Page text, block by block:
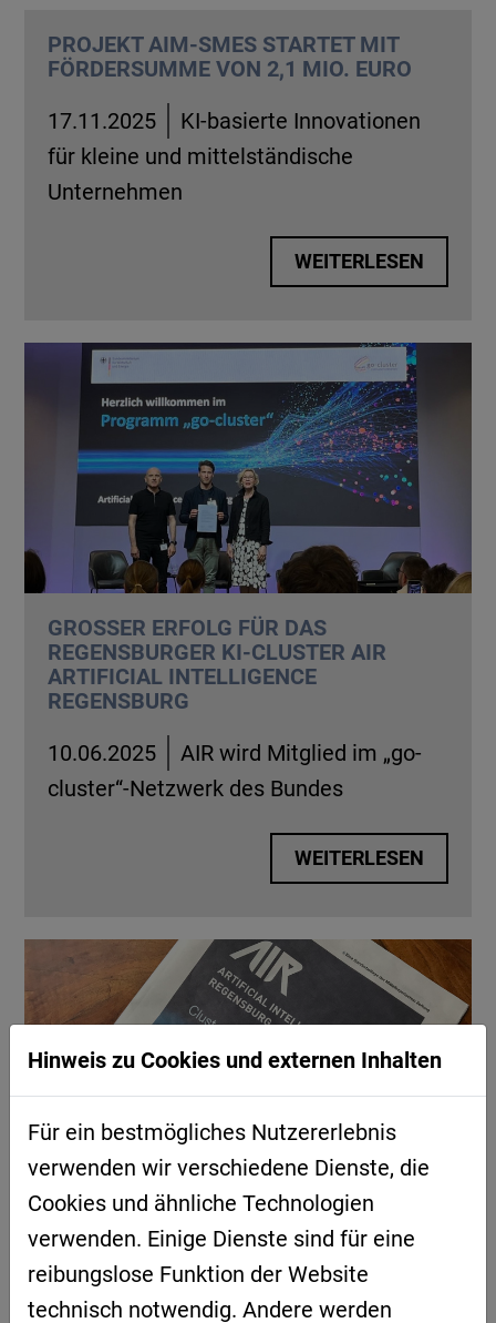
PROJEKT AIM-SMES STARTET MIT
FÖRDERSUMME VON 2,1 MIO. EURO
17.11.2025
KI-basierte Innovationen
für kleine und mittelständische
Unternehmen
WEITERLESEN
GROSSER ERFOLG FÜR DAS R
EGENSBURGER KI-CLUSTER AIR A
RTIFICIAL INTELLIGENCE R
EGENSBURG
10.06.2025
AIR wird Mitglied im „go-
cluster“-Netzwerk des Bundes
WEITERLESEN
BEILAGE IN DER MITTELBAYERISCHEN
ZEITUNG AIR ARTIFICIAL
INTELLIGENCE REGENSBURG
Hinweis zu Cookies und externen Inhalten
Für ein bestmögliches Nutzererlebnis
verwenden wir verschiedene Dienste, die
Cookies und ähnliche Technologien
verwenden. Einige Dienste sind für eine
reibungslose Funktion der Website
technisch notwendig. Andere werden